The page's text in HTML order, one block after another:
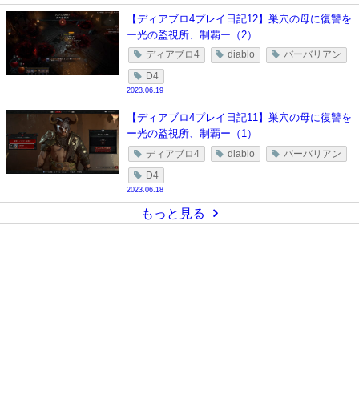
【ディアブロ4プレイ日記12】巣穴の母に復讐を
ー光の監視所、制覇ー（2）
ディアブロ4 diablo バーバリアン
D4
2023.06.19
【ディアブロ4プレイ日記11】巣穴の母に復讐を
ー光の監視所、制覇ー（1）
ディアブロ4 diablo バーバリアン
D4
2023.06.18
もっと見る